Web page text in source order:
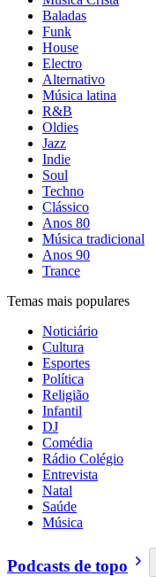
Baladas
Funk
House
Electro
Alternativo
Música latina
R&B
Oldies
Jazz
Indie
Soul
Techno
Clássico
Anos 80
Música tradicional
Anos 90
Trance
Temas mais populares
Noticiário
Cultura
Esportes
Política
Religião
Infantil
DJ
Comédia
Rádio Colégio
Entrevista
Natal
Saúde
Música
Podcasts de topo